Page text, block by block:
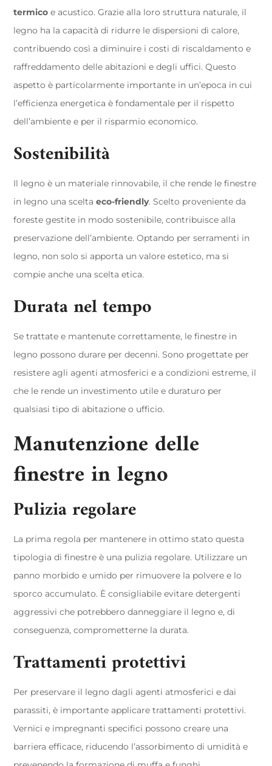
termico e acustico. Grazie alla loro struttura naturale, il
legno ha la capacità di ridurre le dispersioni di calore,
contribuendo così a diminuire i costi di riscaldamento e
raffreddamento delle abitazioni e degli uffici. Questo
aspetto è particolarmente importante in un’epoca in cui
l’efficienza energetica è fondamentale per il rispetto
dell’ambiente e per il risparmio economico.
Sostenibilità
Il legno è un materiale rinnovabile, il che rende le finestre
in legno una sceltaeco-friendly. Scelto proveniente da
foreste gestite in modo sostenibile, contribuisce alla
preservazione dell’ambiente. Optando per serramenti in
legno, non solo si apporta un valore estetico, ma si
compie anche una scelta etica.
Durata nel tempo
Se trattate e mantenute correttamente, le finestre in
legno possono durare per decenni. Sono progettate per
resistere agli agenti atmosferici e a condizioni estreme, il
che le rende un investimento utile e duraturo per
qualsiasi tipo di abitazione o ufficio.
Manutenzione delle
finestre in legno
Pulizia regolare
La prima regola per mantenere in ottimo stato questa
tipologia di finestre è una pulizia regolare. Utilizzare un
panno morbido e umido per rimuovere la polvere e lo
sporco accumulato. È consigliabile evitare detergenti
aggressivi che potrebbero danneggiare il legno e, di
conseguenza, comprometterne la durata.
Trattamenti protettivi
Per preservare il legno dagli agenti atmosferici e dai
parassiti, è importante applicare trattamenti protettivi.
Vernici e impregnanti specifici possono creare una
barriera efficace, riducendo l’assorbimento di umidità e